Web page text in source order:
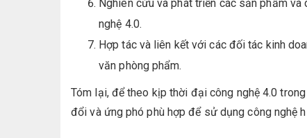
Nghiên cứu và phát triển các sản phẩm
nghệ 4.0.
Hợp tác và liên kết với các đối tác kinh
văn phòng phẩm.
Tóm lại, để theo kịp thời đại công nghệ 4.0
đổi và ứng phó phù hợp để sử dụng công nghệ